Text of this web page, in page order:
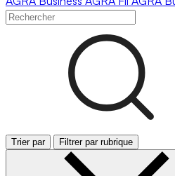
Trier par Filtrer par rubrique